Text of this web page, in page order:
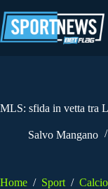
al
contenuto
MLS: sfida in vetta tra
Salvo Mangano
Home / Sport / Calcio